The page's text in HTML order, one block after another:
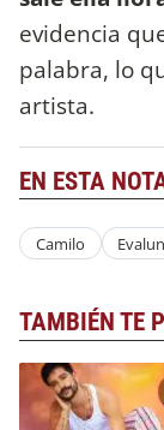
evidencia
palabra, lo
artista.
EN ESTA
Camilo
TAMBIÉN TE